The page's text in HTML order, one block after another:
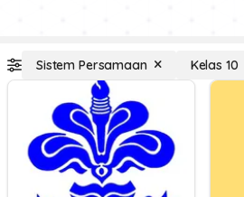
Sistem Persamaan Kelas 10